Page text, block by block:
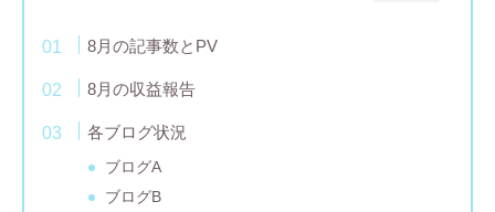
8月の記事数とPV
8月の収益報告
各ブログ状況
ブログA
ブログB